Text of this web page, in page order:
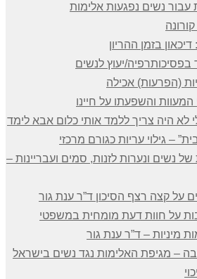
עבור נשים נפגעות אלימות
בזמן ההריון
בפסיכותרפיה/יעוץ לנשים
(הפרעות) אכילה
המעוות והשפעתו על חיינו
לא היה צריך ללמד אותי כלום אבא לימד
– גילוי עריות כגורם מרכזי
נשים ונערות לזנות, סמים ועבריינות –
על קצה רצף הסיכון ד”ר ענת גור
על חוות דעת מומחית במשפטי
מיניות – ד”ר ענת גור
– מגיפת האלימות נגד נשים בישראל